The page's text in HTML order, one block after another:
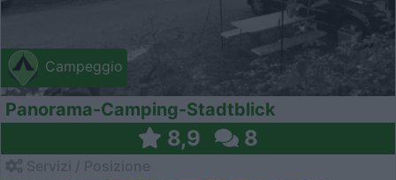
Campeggio
Panorama-Camping-Stadtblick
8,9 8